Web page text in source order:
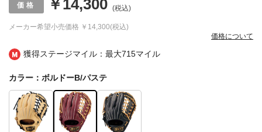
獲得ステージマイル：最大715マイル
メーカー希望小売価格 ￥14,300(税込)
￥14,300 (税込)
価格について
カラー：ボルドーB/パステ